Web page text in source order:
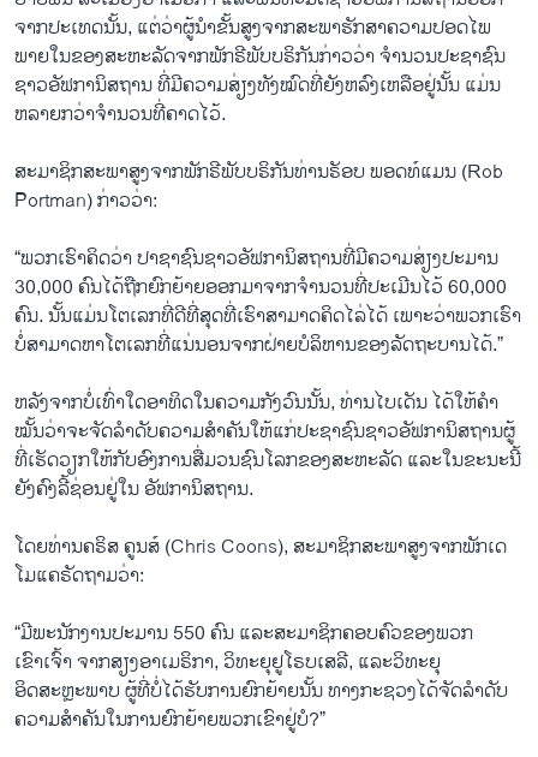
ຈາກປະເທດນັ້ນ, ແຕ່ວ່າຜູ້ນໍາຂັ້ນສູງຈາກສະພາຮັກສາຄວາມປອດໄພ
ພາຍໃນຂອງສະຫະລັດຈາກພັກຣີພັບບຣິກັນກ່າວວ່າ ຈໍານວນປະຊາຊົນ
ຊາວອັຟການິສຖານ ທີ່ມີຄວາມສ່ຽງທັງໝົດທີ່ຍັງຫລົງເຫລືອຢູ່ນັ້ນ ແມ່ນ
ຫລາຍກວ່າຈໍານວນທີ່ຄາດໄວ້.
ສະມາຊິກສະພາສູງຈາກພັກຣີພັບບຣິກັນທ່ານຣັອບ ພອດທ໌ແມນ (Rob
Portman) ກ່າວວ່າ:
“ພວກເຮົາຄິດວ່າ ປາຊາຊົນຊາວອັຟການິສຖານທີ່ມີຄວາມສ່ຽງປະມານ
30,000 ຄົນໄດ້ຖືກຍົກຍ້າຍອອກມາຈາກຈໍານວນທີ່ປະເມີນໄວ້ 60,000
ຄົນ. ນັ້ນແມ່ນໂຕເລກທີ່ດີທີ່ສຸດທີ່ເຮົາສາມາດຄິດໄລ່ໄດ້ ເພາະວ່າພວກເຮົາ
ບໍ່ສາມາດຫາໂຕເລກທີ່ແນ່ນອນຈາກຝ່າຍບໍລິຫານຂອງລັດຖະບານໄດ້.”
ຫລັງຈາກບໍ່ເທົ່າໃດອາທິດໃນຄວາມກັງວົນນັ້ນ, ທ່ານໄບເດັນ ໄດ້ໃຫ້ຄໍາ
ໝັ້ນວ່າຈະຈັດລໍາດັບຄວາມສໍາຄັນໃຫ້ແກ່ປະຊາຊົນຊາວອັຟການິສຖານຜູ້
ທີ່ເຮັດວຽກໃຫ້ກັບອົງການສື່ມວນຊົນໂລກຂອງສະຫະລັດ ແລະໃນຂະນະນີ້
ຍັງຄົງລີ້ຊ່ອນຢູ່ໃນ ອັຟການິສຖານ.
ໂດຍທ່ານຄຣິສ ຄູນສ໌ (Chris Coons), ສະມາຊິກສະພາສູງຈາກພັກເດ
ໂມແຄຣັດຖາມວ່າ:
“ມີພະນັກງານປະມານ 550 ຄົນ ແລະສະມາຊິກຄອບຄົວຂອງພວກ
ເຂົາເຈົ້າ ຈາກສຽງອາເມຣິກາ, ວິທະຍຸຢູໂຣບເສລີ, ແລະວິທະຍຸ
ອິດສະຫຼະພາບ ຜູ້ທີ່ບໍ່ໄດ້ຮັບການຍົກຍ້າຍນັ້ນ ທາງກະຊວງໄດ້ຈັດລໍາດັບ
ຄວາມສໍາຄັນໃນການຍົກຍ້າຍພວກເຂົາຢູ່ບໍ?”